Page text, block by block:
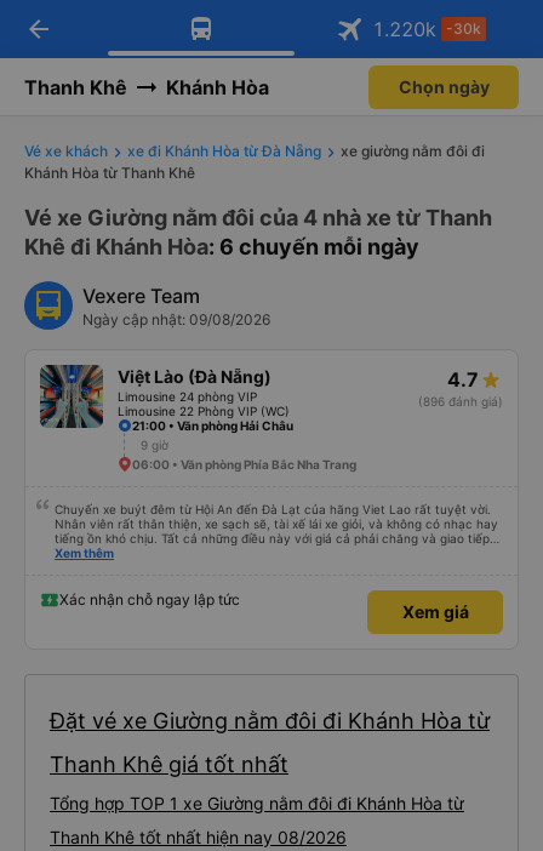
Tải app Vexere ngay!
Nhận ưu đãi thành viên độc
Mở app
Tải app Vexere
-30k/ghế khi đặt vé máy bay qua
Mở app
arrow_back 1.220k -30k
Thanh Khê Khánh Hòa Chọn ngày
Vé xe khách xe đi Khánh Hòa từ Đà Nẵng
xe giường nằm đôi đi
Khánh Hòa từ Thanh Khê
Vé xe Giường nằm đôi của 4 nhà xe từ Thanh
Khê đi Khánh Hòa: 6 chuyến mỗi ngày
Vexere Team
Ngày cập nhật: 09/08/2026
Việt Lào (Đà Nẵng)
Limousine 24 phòng VIP
Limousine 22 Phòng VIP (WC)
4.7
(896 đánh giá)
21:00 • Văn phòng Hải Châu
9 giờ
06:00 • Văn phòng Phía Bắc Nha Trang
Chuyến xe buýt đêm từ Hội An đến Đà Lạt của hãng Viet Lao rất tuyệt vời.
Nhân viên rất thân thiện, xe sạch sẽ, tài xế lái xe giỏi, và không có nhạc hay
tiếng ồn khó chịu. Tất cả những điều này với giá cả phải chăng và giao tiếp
bằng tiếng Anh rất suôn sẻ, vì vậy tôi rất khuyên bạn nên chọn hãng này.
không được ăn trên xe, nhưng có nhà hàng và quán ăn nhẹ ở một số điểm
dừng. Bạn phải cởi giày và đi chân trần. Tại các điểm dừng, dép nhựa được
cung cấp khi bạn xuống xe; bạn phải trả lại chúng vào thùng trước khi lên xe
Xem thêm
Xác nhận chỗ ngay lập tức
Xem giá
Đặt vé xe Giường nằm đôi đi Khánh Hòa từ
Thanh Khê giá tốt nhất
Tổng hợp TOP 1 xe Giường nằm đôi đi Khánh Hòa từ
Thanh Khê tốt nhất hiện nay 08/2026